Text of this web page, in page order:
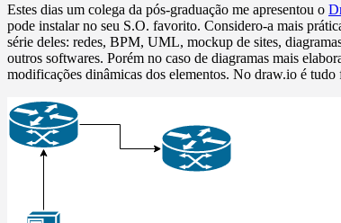
Estes dias um colega da pós-graduação me apresentou o
pode instalar no seu S.O. favorito. Considero-a mais
série deles: redes, BPM, UML, mockup de sites,
outros softwares. Porém no caso de diagramas mais
modificações dinâmicas dos elementos. No draw.io é